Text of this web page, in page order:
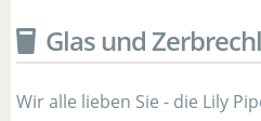
Glas und
Wir alle lieben Sie - die Lily